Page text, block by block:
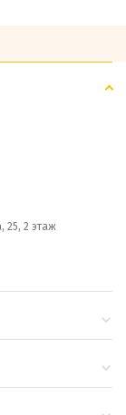
25, 2 этаж